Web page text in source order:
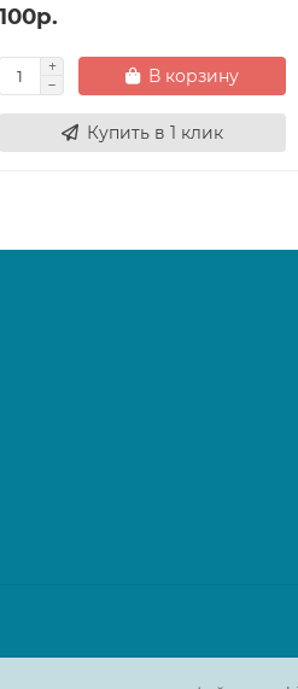
100р.
В корзину
Купить в 1 клик